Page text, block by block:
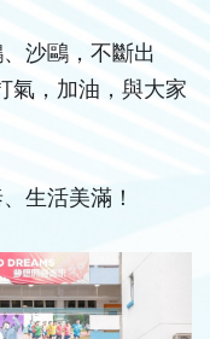
沙鷗，不斷出
氣，加油，與大家
生活美滿！